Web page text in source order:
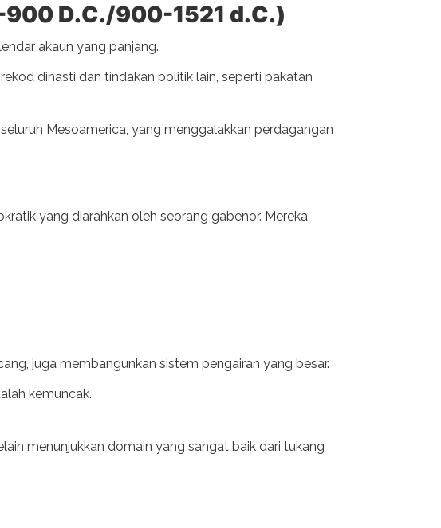
D.C./900-1521 d.C.)
akaun yang panjang.
dinasti dan tindakan politik lain, seperti pakatan
Mesoamerica, yang menggalakkan perdagangan
yang diarahkan oleh seorang gabenor. Mereka
juga membangunkan sistem pengairan yang besar.
kemuncak.
menunjukkan domain yang sangat baik dari tukang